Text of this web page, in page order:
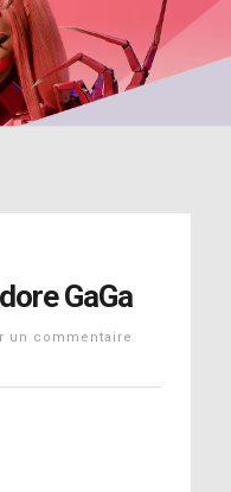
GaGa
commentaire